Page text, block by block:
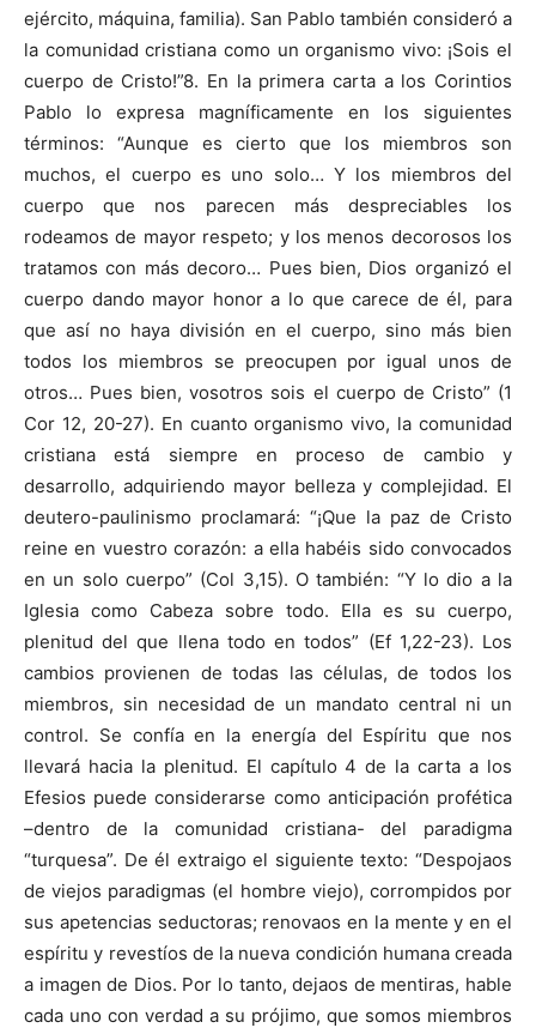
ejército, máquina, familia). San Pablo también consideró a
la comunidad cristiana como un organismo vivo: ¡Sois el
cuerpo de Cristo!”8. En la primera carta a los Corintios
Pablo lo expresa magníficamente en los siguientes
términos: “Aunque es cierto que los miembros son
muchos, el cuerpo es uno solo… Y los miembros del
cuerpo que nos parecen más despreciables los
rodeamos de mayor respeto; y los menos decorosos los
tratamos con más decoro… Pues bien, Dios organizó el
cuerpo dando mayor honor a lo que carece de él, para
que así no haya división en el cuerpo, sino más bien
todos los miembros se preocupen por igual unos de
otros… Pues bien, vosotros sois el cuerpo de Cristo” (1
Cor 12, 20-27). En cuanto organismo vivo, la comunidad
cristiana está siempre en proceso de cambio y
desarrollo, adquiriendo mayor belleza y complejidad. El
deutero-paulinismo proclamará: “¡Que la paz de Cristo
reine en vuestro corazón: a ella habéis sido convocados
en un solo cuerpo” (Col 3,15). O también: “Y lo dio a la
Iglesia como Cabeza sobre todo. Ella es su cuerpo,
plenitud del que llena todo en todos” (Ef 1,22-23). Los
cambios provienen de todas las células, de todos los
miembros, sin necesidad de un mandato central ni un
control. Se confía en la energía del Espíritu que nos
llevará hacia la plenitud. El capítulo 4 de la carta a los
Efesios puede considerarse como anticipación profética
–dentro de la comunidad cristiana- del paradigma
“turquesa”. De él extraigo el siguiente texto: “Despojaos
de viejos paradigmas (el hombre viejo), corrompidos por
sus apetencias seductoras; renovaos en la mente y en el
espíritu y revestíos de la nueva condición humana creada
a imagen de Dios. Por lo tanto, dejaos de mentiras, hable
cada uno con verdad a su prójimo, que somos miembros